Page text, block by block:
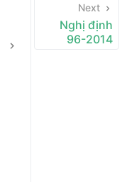
Next
Nghị định
96-2014